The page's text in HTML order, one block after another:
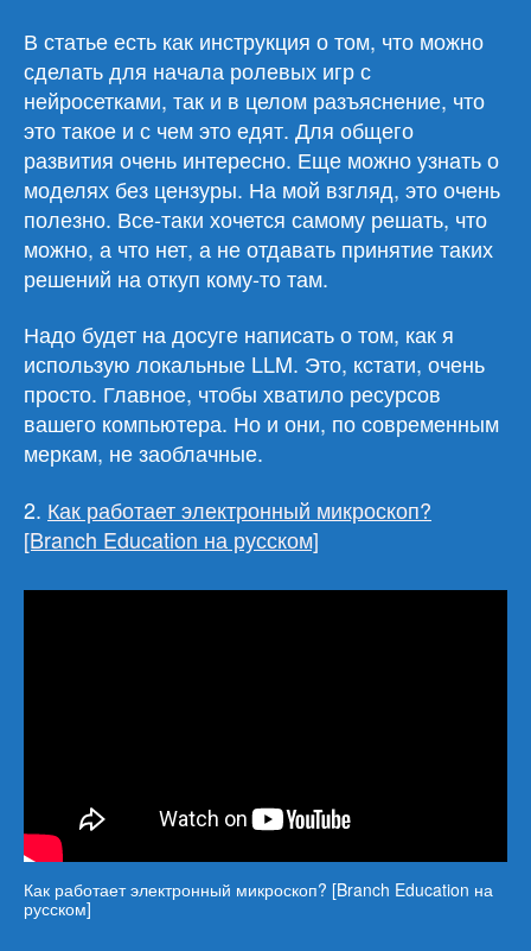
В статье есть как инструкция о том, что можно
сделать для начала ролевых игр с
нейросетками, так и в целом разъяснение, что
это такое и с чем это едят. Для общего
развития очень интересно. Еще можно узнать о
моделях без цензуры. На мой взгляд, это очень
полезно. Все-таки хочется самому решать, что
можно, а что нет, а не отдавать принятие таких
решений на откуп кому-то там.
Надо будет на досуге написать о том, как я
использую локальные LLM. Это, кстати, очень
просто. Главное, чтобы хватило ресурсов
вашего компьютера. Но и они, по современным
меркам, не заоблачные.
2. Как работает электронный микроскоп?
[Branch Education на русском]
Как работает электронный микроскоп? [Branch Education на
русском]